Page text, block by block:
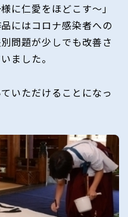
に仁愛をほどこす～」
にはコロナ感染者への
問題が少しでも改善さ
ました。
いただけることになっ